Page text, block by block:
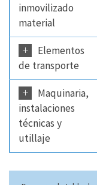
inmovilizado
material
+
Elementos
de transporte
+
Maquinaria,
instalaciones
técnicas y
utillaje